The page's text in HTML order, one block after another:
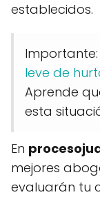
establecidos.
Importante:
leve de
Aprende
esta
En
mejores
evaluarán tu